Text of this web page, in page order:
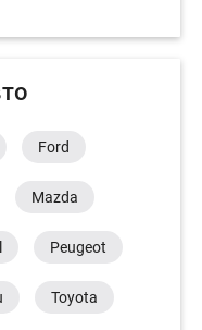
Ford
Mazda
Peugeot
Toyota